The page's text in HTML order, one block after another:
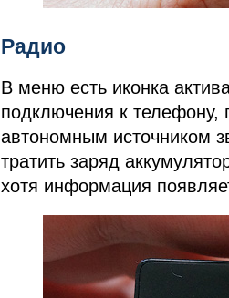
Радио
В меню есть иконка
подключения к телефону,
автономным источником
тратить заряд
хотя информация